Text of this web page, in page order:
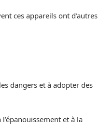
ces appareils ont d’autres
dangers et à adopter des
et à la